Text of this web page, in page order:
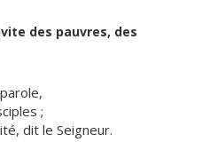
des pauvres, des
;
dit le Seigneur.